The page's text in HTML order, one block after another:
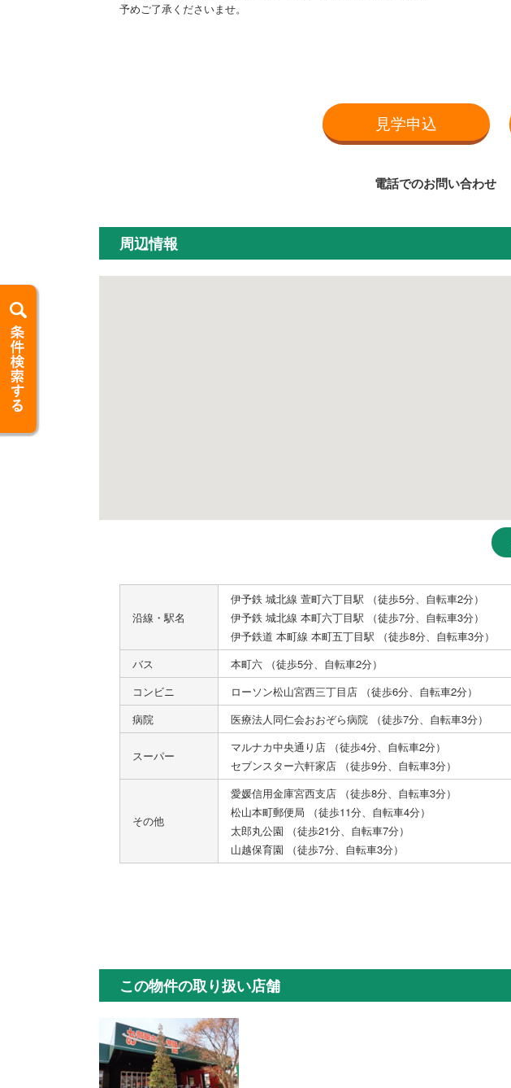
予めご了承くださいませ。
見学申込
電話でのお問い合わせ
周辺情報
沿線・駅名
伊予鉄 城北線 萱町六丁目駅 （徒歩5分、自転車2分）
伊予鉄 城北線 本町六丁目駅 （徒歩7分、自転車3分）
伊予鉄道 本町線 本町五丁目駅 （徒歩8分、自転車3分）
バス
本町六 （徒歩5分、自転車2分）
コンビニ
ローソン松山宮西三丁目店 （徒歩6分、自転車2分）
病院
医療法人同仁会おおぞら病院 （徒歩7分、自転車3分）
スーパー
マルナカ中央通り店 （徒歩4分、自転車2分）
セブンスター六軒家店 （徒歩9分、自転車3分）
その他
愛媛信用金庫宮西支店 （徒歩8分、自転車3分）
松山本町郵便局 （徒歩11分、自転車4分）
太郎丸公園 （徒歩21分、自転車7分）
山越保育園 （徒歩7分、自転車3分）
この物件の取り扱い店舗